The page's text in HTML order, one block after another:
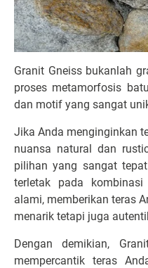
Granit Gneiss bukanlah
proses metamorfosis
dan motif yang sangat
Jika Anda menginginkan
nuansa natural dan
pilihan yang sangat
terletak pada
alami, memberikan teras
menarik tetapi juga
Dengan demikian,
mempercantik teras